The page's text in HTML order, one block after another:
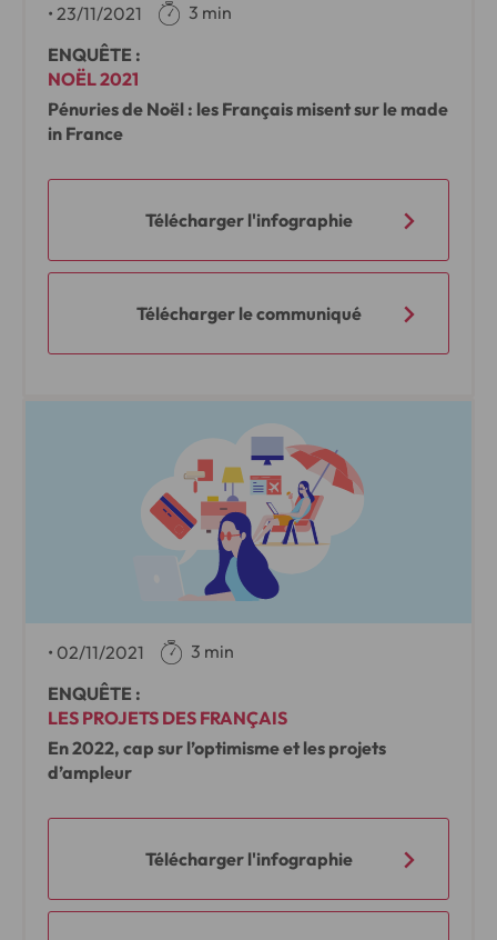
• 23/11/2021
3 min
ENQUÊTE :
NOËL 2021
Pénuries de Noël : les Français misent sur le made
in France
Télécharger l'infographie
Télécharger le communiqué
• 02/11/2021
3 min
ENQUÊTE :
LES PROJETS DES FRANÇAIS
En 2022, cap sur l’optimisme et les projets
d’ampleur
Télécharger l'infographie